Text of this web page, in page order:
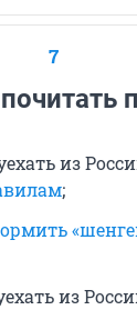
7
из
;
из